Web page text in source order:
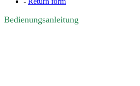
Bedienungsanleitung